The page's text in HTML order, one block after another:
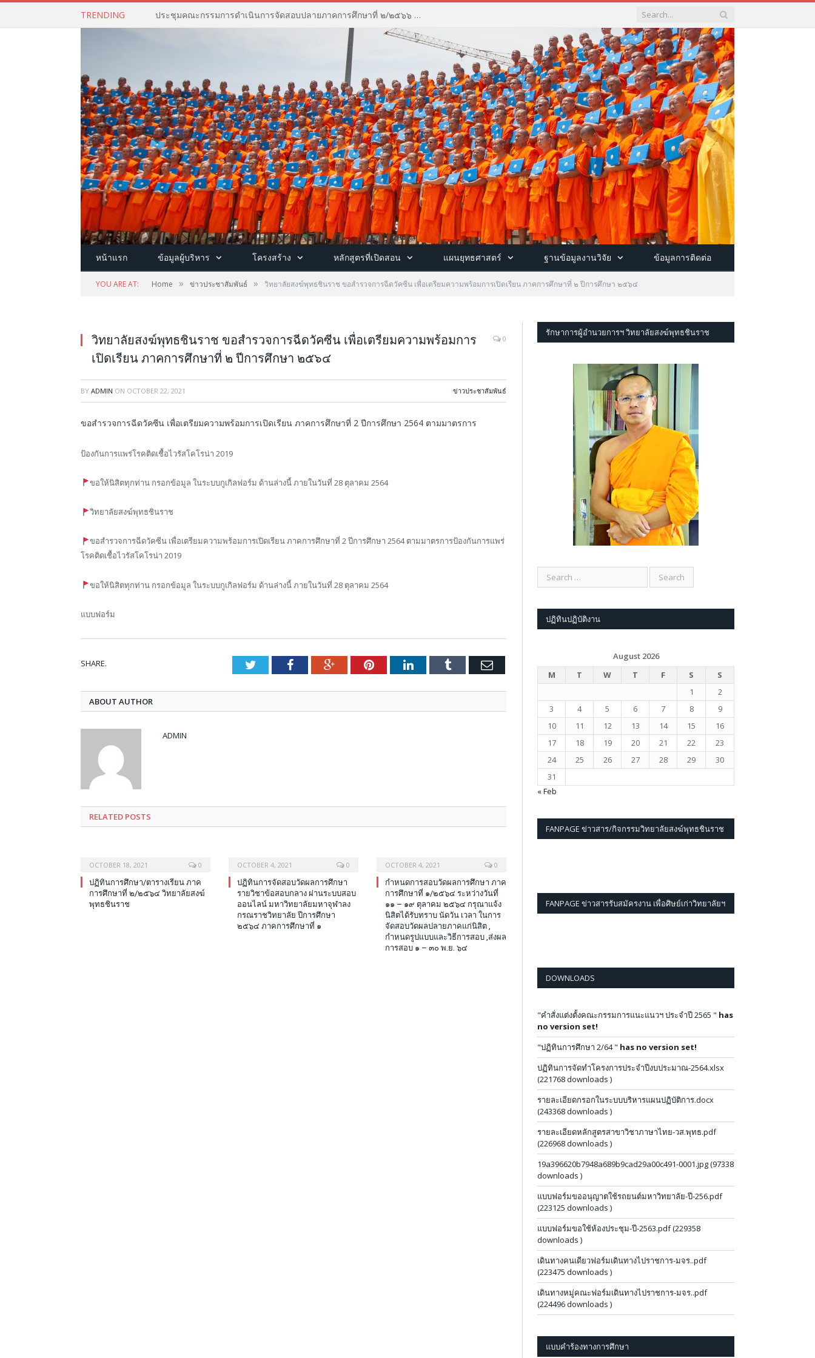
TRENDING ประชุมคณะกรรมการดำเนินการจัดสอบปลายภาคการศึกษาที่ ๒/๒๕๖๖ ณ ห้องประชุมพุทธชินราชวรธาดา อาคารพุทธชินราช วิทยาลัยสงฆ์พุทธชินราช
หน้าแรก ข้อมูลผู้บริหาร โครงสร้าง หลักสูตรที่เปิดสอน แผนยุทธศาสตร์ ฐานข้อมูลงานวิจัย ข้อมูลการติดต่อ
YOU ARE AT: Home » ข่าวประชาสัมพันธ์ » วิทยาลัยสงฆ์พุทธชินราช ขอสำรวจการฉีดวัคซีน เพื่อเตรียมความพร้อมการเปิดเรียน ภาคการศึกษาที่ ๒ ปีการศึกษา ๒๕๖๔
วิทยาลัยสงฆ์พุทธชินราช ขอสำรวจการฉีดวัคซีน เพื่อเตรียมความพร้อมการ
เปิดเรียน ภาคการศึกษาที่ ๒ ปีการศึกษา ๒๕๖๔
0
BY ADMIN ON OCTOBER 22, 2021 ข่าวประชาสัมพันธ์
ขอสำรวจการฉีดวัคซีน เพื่อเตรียมความพร้อมการเปิดเรียน ภาคการศึกษาที่ 2 ปีการศึกษา 2564 ตามมาตรการ
ป้องกันการแพร่โรคติดเชื้อไวรัสโคโรน่า 2019
ขอให้นิสิตทุกท่าน กรอกข้อมูล ในระบบกูเกิลฟอร์ม ด้านล่างนี้ ภายในวันที่ 28 ตุลาคม 2564
วิทยาลัยสงฆ์พุทธชินราช
ขอสำรวจการฉีดวัคซีน เพื่อเตรียมความพร้อมการเปิดเรียน ภาคการศึกษาที่ 2 ปีการศึกษา 2564 ตามมาตรการป้องกันการแพร่
โรคติดเชื้อไวรัสโคโรน่า 2019
ขอให้นิสิตทุกท่าน กรอกข้อมูล ในระบบกูเกิลฟอร์ม ด้านล่างนี้ ภายในวันที่ 28 ตุลาคม 2564
แบบฟอร์ม
SHARE. TwitterFacebookGoogle+PinterestLinkedInTumblr Email
ABOUT AUTHOR
ADMIN
RELATED POSTS
OCTOBER 18, 2021 0
ปฏิทินการศึกษา/ตารางเรียน ภาค
การศึกษาที่ ๒/๒๕๖๔ วิทยาลัยสงฆ์
พุทธชินราช
OCTOBER 4, 2021 0
ปฏิทินการจัดสอบวัดผลการศึกษา
รายวิชาข้อสอบกลาง ผ่านระบบสอบ
ออนไลน์ มหาวิทยาลัยมหาจุฬาลง
กรณราชวิทยาลัย ปีการศึกษา
๒๕๖๔ ภาคการศึกษาที่ ๑
OCTOBER 4, 2021 0
กำหนดการสอบวัดผลการศึกษา ภาค
การศึกษาที่ ๑/๒๕๖๔ ระหว่างวันที่
๑๑ – ๑๙ ตุลาคม ๒๕๖๔ กรุณาแจ้ง
นิสิตได้รับทราบ นัดวัน เวลา ในการ
จัดสอบวัดผลปลายภาคแก่นิสิต ,
กำหนดรูปแบบและวิธีการสอบ ,ส่งผล
การสอบ ๑ – ๓๐ พ.ย. ๖๔
รักษาการผู้อำนวยการฯ วิทยาลัยสงฆ์พุทธชินราช
ปฏิทินปฏิบัติงาน
August 2026
M
T W T F S
S
1
2
3
4 5 6 7 8
9
10
11 12 13 14 15
16
17
18 19 20 21 22
23
24
25 26 27 28 29
30
31
« Feb
FANPAGE ข่าวสาร/กิจกรรมวิทยาลัยสงฆ์พุทธชินราช
FANPAGE ข่าวสารรับสมัครงาน เพื่อศิษย์เก่าวิทยาลัยฯ
DOWNLOADS
"คำสั่งแต่งตั้งคณะกรรมการแนะแนวฯ ประจำปี 2565 " has
no version set!
"ปฏิทินการศึกษา 2/64 " has no version set!
ปฏิทินการจัดทำโครงการประจำปีงบประมาณ-2564.xlsx
(221768 downloads )
รายละเอียดกรอกในระบบบริหารแผนปฏิบัติการ.docx
(243368 downloads )
รายละเอียดหลักสูตรสาขาวิชาภาษาไทย-วส.พุทธ.pdf
(226968 downloads )
19a396620b7948a689b9cad29a00c491-0001.jpg (97338
downloads )
แบบฟอร์มขออนุญาตใช้รถยนต์มหาวิทยาลัย-ปี-256.pdf
(223125 downloads )
แบบฟอร์มขอใช้ห้องประชุม-ปี-2563.pdf (229358
downloads )
เดินทางคนเดียวฟอร์มเดินทางไปราชการ-มจร..pdf
(223475 downloads )
เดินทางหมู่คณะฟอร์มเดินทางไปราชการ-มจร..pdf
(224496 downloads )
แบบคำร้องทางการศึกษา